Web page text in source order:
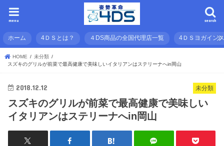
search
menu
ホーム 4ＤＳとは？ ４DS商品の全国代理店一覧 4ＤＳヨガイン
HOME
未分類
スズキのグリルが前菜で最高健康で美味しいイタリアンはステリーナへin岡山
未分類
2018.12.12
スズキのグリルが前菜で最高健康で美味しい
イタリアンはステリーナへin岡山